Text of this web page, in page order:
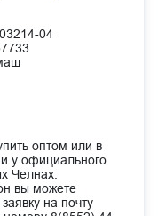
04
оптом или в
у официального
Челнах.
вы можете
на почту